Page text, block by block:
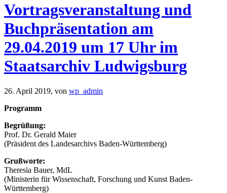
Vortragsveranstaltung und
Buchpräsentation am
29.04.2019 um 17 Uhr im
Staatsarchiv Ludwigsburg
26. April 2019, von wp_admin
Programm
Begrüßung:
Prof. Dr. Gerald Maier
(Präsident des Landesarchivs Baden-Württemberg)
Grußworte:
Theresia Bauer, MdL
(Ministerin für Wissenschaft, Forschung und Kunst Baden-
Württemberg)